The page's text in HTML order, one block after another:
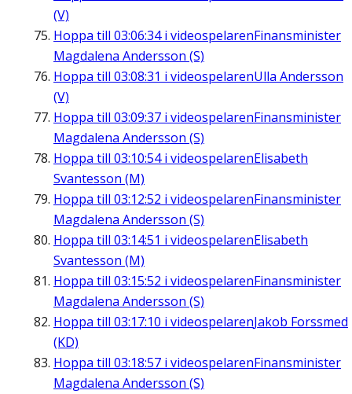
(V)
Hoppa till 03:06:34i videospelarenFinansminister
Magdalena Andersson (S)
Hoppa till 03:08:31 i videospelarenUlla Andersson
(V)
Hoppa till 03:09:37 i videospelarenFinansminister
Magdalena Andersson (S)
Hoppa till 03:10:54i videospelarenElisabeth
Svantesson (M)
Hoppa till 03:12:52 i videospelarenFinansminister
Magdalena Andersson (S)
Hoppa till 03:14:51 i videospelarenElisabeth
Svantesson (M)
Hoppa till 03:15:52 i videospelarenFinansminister
Magdalena Andersson (S)
Hoppa till 03:17:10 i videospelarenJakob Forssmed
(KD)
Hoppa till 03:18:57 i videospelarenFinansminister
Magdalena Andersson (S)